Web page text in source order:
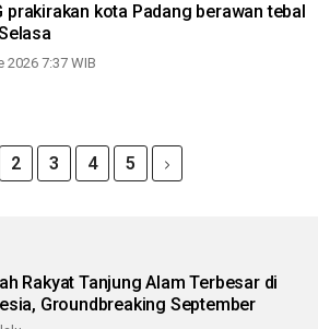
prakirakan kota Padang berawan tebal
2026 7:37 WIB
2 3 4 5
Rakyat Tanjung Alam Terbesar di
Groundbreaking September